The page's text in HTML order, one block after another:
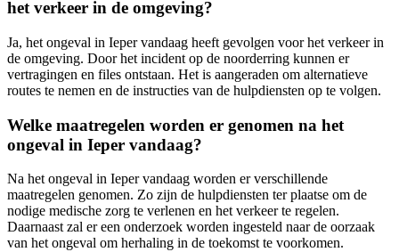
het verkeer in de omgeving?
Ja, het ongeval in Ieper vandaag heeft gevolgen voor het verkeer in
de omgeving. Door het incident op de noorderring kunnen er
vertragingen en files ontstaan. Het is aangeraden om alternatieve
routes te nemen en de instructies van de hulpdiensten op te volgen.
Welke maatregelen worden er genomen na het
ongeval in Ieper vandaag?
Na het ongeval in Ieper vandaag worden er verschillende
maatregelen genomen. Zo zijn de hulpdiensten ter plaatse om de
nodige medische zorg te verlenen en het verkeer te regelen.
Daarnaast zal er een onderzoek worden ingesteld naar de oorzaak
van het ongeval om herhaling in de toekomst te voorkomen.